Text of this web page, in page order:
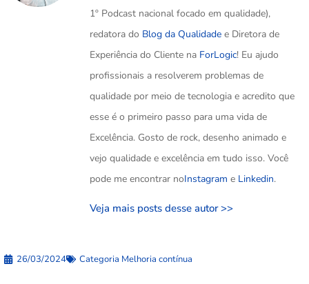
1º Podcast nacional focado em qualidade),
redatora do Blog da Qualidade e Diretora de
Experiência do Cliente na ForLogic! Eu ajudo
profissionais a resolverem problemas de
qualidade por meio de tecnologia e acredito que
esse é o primeiro passo para uma vida de
Excelência. Gosto de rock, desenho animado e
vejo qualidade e excelência em tudo isso. Você
pode me encontrar noInstagram e Linkedin.
Veja mais posts desse autor >>
26/03/2024 Categoria Melhoria contínua